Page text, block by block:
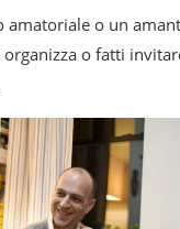
amatoriale o un
o fatti